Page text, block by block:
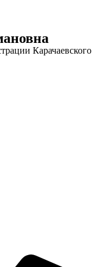
Карачаевского